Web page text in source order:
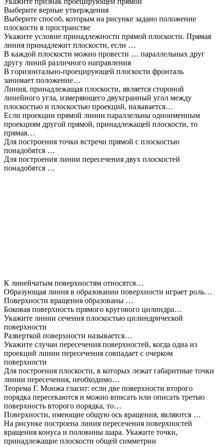
Выберите верные утверждения
Выберите способ, которым на рисунке задано положение
плоскости в пространстве
Укажите условие принадлежности прямой плоскости. Прямая
линия принадлежит плоскости, если …
В каждой плоскости можно провести … параллельных друг
другу линий различного направления
В горизонтально-проецирующей плоскости фронталь
занимает положение…
Линия, принадлежащая плоскости, является стороной
линейного угла, измеряющего двухгранный угол между
плоскостью и плоскостью проекций, называется…
Если проекции прямой линии параллельны одноименным
проекциям другой прямой, принадлежащей плоскости, то
прямая…
Для построения точки встречи прямой с плоскостью
понадобятся …
Для построения линии пересечения двух плоскостей
понадобятся …
К линейчатым поверхностям относятся…
Образующая линия в образовании поверхности играет роль…
Поверхности вращения образованы …
Боковая поверхность прямого кругового цилиндра…
Укажите линии сечения плоскостью цилиндрической
поверхности
Разверткой поверхности называется…
Укажите случаи пересечения поверхностей, когда одна из
проекций линии пересечения совпадает с очерком
поверхности
Для построения плоскости, в которых лежат габаритные точки
линии пересечения, необходимо…
Теорема Г. Монжа гласит: если две поверхности второго
порядка пересекаются и можно вписать или описать третью
поверхность второго порядка, то…
Поверхности, имеющие общую ось вращения, являются …
На рисунке построена линия пересечения поверхностей
вращения конуса и половины шара. Укажите точки,
принадлежащие плоскости общей симметрии